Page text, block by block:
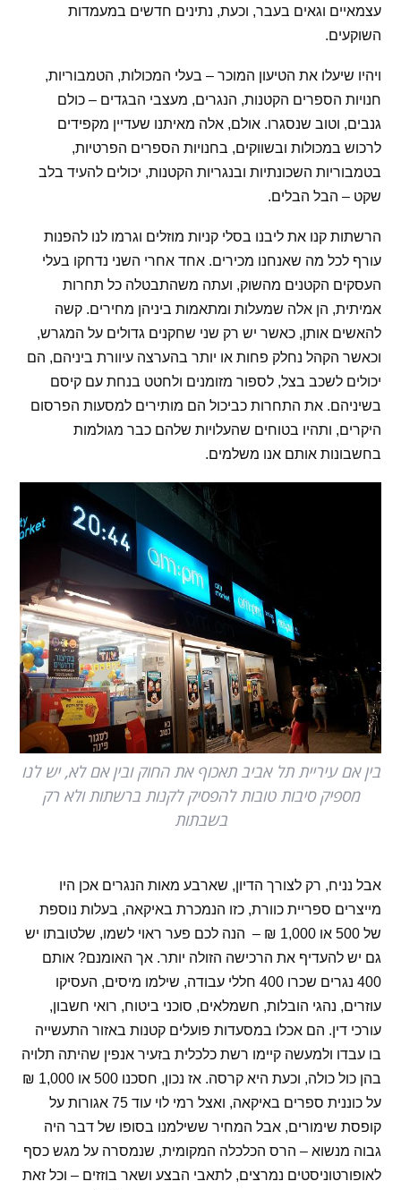
עצמאיים וגאים בעבר, וכעת, נתינים חדשים במעמדות
השוקעים.
ויהיו שיעלו את הטיעון המוכר – בעלי המכולות, הטמבוריות,
חנויות הספרים הקטנות, הנגרים, מעצבי הבגדים – כולם
גנבים, וטוב שנסגרו. אולם, אלה מאיתנו שעדיין מקפידים
לרכוש במכולות ובשווקים, בחנויות הספרים הפרטיות,
בטמבוריות השכונתיות ובנגריות הקטנות, יכולים להעיד בלב
שקט – הבל הבלים.
הרשתות קנו את ליבנו בסלי קניות מוזלים וגרמו לנו להפנות
עורף לכל מה שאנחנו מכירים. אחד אחרי השני נדחקו בעלי
העסקים הקטנים מהשוק, ועתה משהתבטלה כל תחרות
אמיתית, הן אלה שמעלות ומתאמות ביניהן מחירים. קשה
להאשים אותן, כאשר יש רק שני שחקנים גדולים על המגרש,
וכאשר הקהל נחלק פחות או יותר בהערצה עיוורת ביניהם, הם
יכולים לשכב בצל, לספור מזומנים ולחטט בנחת עם קיסם
בשיניהם. את התחרות כביכול הם מותירים למסעות הפרסום
היקרים, ותהיו בטוחים שהעלויות שלהם כבר מגולמות
בחשבונות אותם אנו משלמים.
בין אם עיריית תל אביב תאכוף את החוק ובין אם לא, יש לנו
מספיק סיבות טובות להפסיק לקנות ברשתות ולא רק
בשבתות
אבל נניח, רק לצורך הדיון, שארבע מאות הנגרים אכן היו
מייצרים ספריית כוורת, כזו הנמכרת באיקאה, בעלות נוספת
של 500 או 1,000 ₪ –
הנה לכם פער ראוי לשמו, שלטובתו יש
גם יש להעדיף את הרכישה הזולה יותר. אך האומנם? אותם
400 נגרים שכרו 400 חללי עבודה, שילמו מיסים, העסיקו
עוזרים, נהגי הובלות, חשמלאים, סוכני ביטוח, רואי חשבון,
עורכי דין. הם אכלו במסעדות פועלים קטנות באזור התעשייה
בו עבדו ולמעשה קיימו רשת כלכלית בזעיר אנפין שהיתה תלויה
בהן כול כולה, וכעת היא קרסה. אז נכון, חסכנו 500 או 1,000 ₪
על כוננית ספרים באיקאה, ואצל רמי לוי עוד 75 אגורות על
קופסת שימורים, אבל המחיר ששילמנו בסופו של דבר היה
גבוה מנשוא – הרס הכלכלה המקומית, שנמסרה על מגש כסף
לאופורטוניסטים נמרצים, לתאבי הבצע ושאר בוזזים – וכל זאת